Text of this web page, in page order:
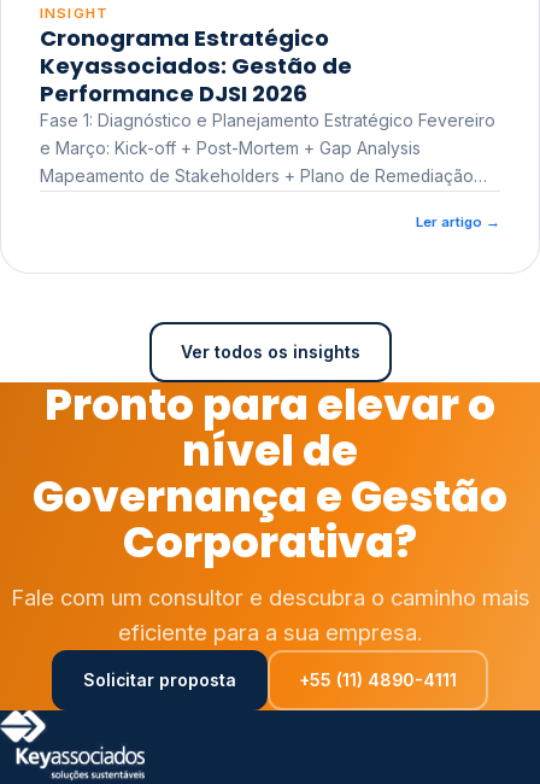
INSIGHT
Cronograma Estratégico
Keyassociados: Gestão de
Performance DJSI 2026
Fase 1: Diagnóstico e Planejamento Estratégico Fevereiro
e Março: Kick-off + Post-Mortem + Gap Analysis
Mapeamento de Stakeholders + Plano de Remediação
Ler artigo →
Ver todos os insights
Pronto para elevar o
nível de
Governança e Gestão
Corporativa?
Fale com um consultor e descubra o caminho mais
eficiente para a sua empresa.
Solicitar proposta +55 (11) 4890-4111